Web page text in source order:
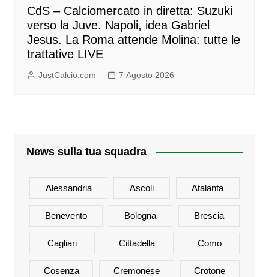
CdS – Calciomercato in diretta: Suzuki
verso la Juve. Napoli, idea Gabriel
Jesus. La Roma attende Molina: tutte le
trattative LIVE
JustCalcio.com 7 Agosto 2026
News sulla tua squadra
Alessandria Ascoli Atalanta
Benevento Bologna Brescia
Cagliari Cittadella Como
Cosenza Cremonese Crotone